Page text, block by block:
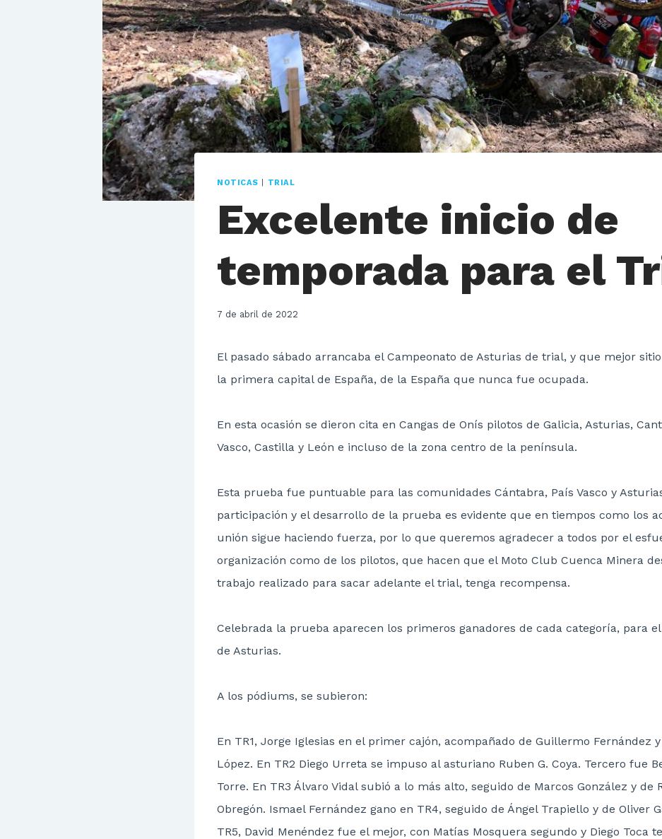
NOTICAS TRIAL
Excelente inicio de
temporada para el
7 de abril de 2022
El pasado sábado arrancaba el Campeonato de Asturias de trial, y que mejor
la primera capital de España, de la España que nunca fue ocupada.
En esta ocasión se dieron cita en Cangas de Onís pilotos de Galicia, Asturias,
Vasco, Castilla y León e incluso de la zona centro de la península.
Esta prueba fue puntuable para las comunidades Cántabra, País Vasco y
participación y el desarrollo de la prueba es evidente que en tiempos como los
unión sigue haciendo fuerza, por lo que queremos agradecer a todos por el
organización como de los pilotos, que hacen que el Moto Club Cuenca Minera
trabajo realizado para sacar adelante el trial, tenga recompensa.
Celebrada la prueba aparecen los primeros ganadores de cada categoría, para
de Asturias.
A los pódiums, se subieron:
En TR1, Jorge Iglesias en el primer cajón, acompañado de Guillermo Fernández
López. En TR2 Diego Urreta se impuso al asturiano Ruben G. Coya. Tercero fue
Torre. En TR3 Álvaro Vidal subió a lo más alto, seguido de Marcos González y de
Obregón. Ismael Fernández gano en TR4, seguido de Ángel Trapiello y de Oliver
TR5, David Menéndez fue el mejor, con Matías Mosquera segundo y Diego Toca